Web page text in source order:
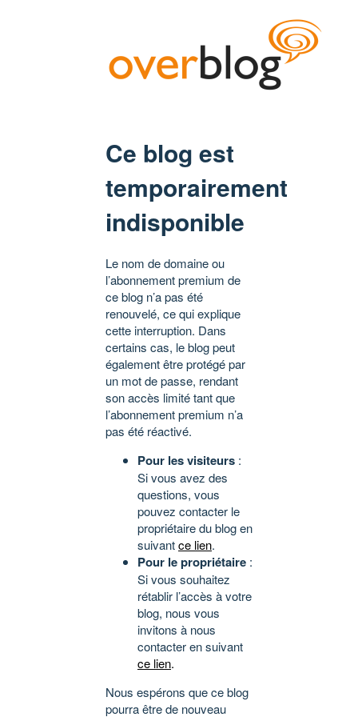
Ce blog est
temporairement
indisponible
Le nom de domaine ou
l’abonnement premium de
ce blog n’a pas été
renouvelé, ce qui explique
cette interruption. Dans
certains cas, le blog peut
également être protégé par
un mot de passe, rendant
son accès limité tant que
l’abonnement premium n’a
pas été réactivé.
Pour les visiteurs :
Si vous avez des
questions, vous
pouvez contacter le
propriétaire du blog en
suivantce lien.
Pour le propriétaire :
Si vous souhaitez
rétablir l’accès à votre
blog, nous vous
invitons à nous
contacter en suivant
ce lien.
Nous espérons que ce blog
pourra être de nouveau